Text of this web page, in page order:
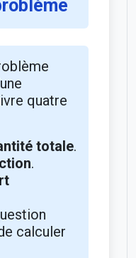
quatre
totale.
.
calculer